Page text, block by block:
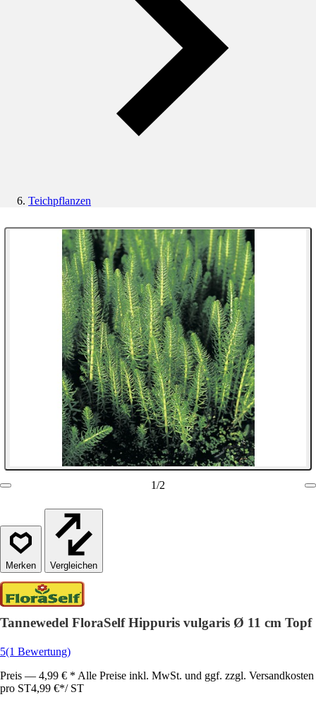
Teichpflanzen
1/2
Vergleichen
Tannewedel FloraSelf Hippuris vulgaris Ø 11 cm Topf
5(1 Bewertung)
Preis — 4,99 € * Alle Preise inkl. MwSt. und ggf. zzgl. Versandkosten
pro ST4,99 €*/ ST